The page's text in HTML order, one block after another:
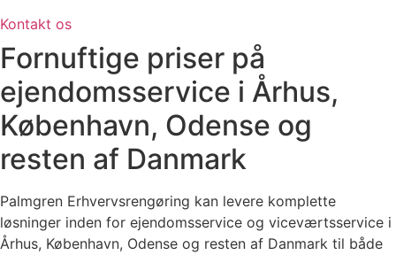
Kontakt os
Fornuftige priser på
ejendomsservice i Århus,
København, Odense og
resten af Danmark
Palmgren Erhvervsrengøring kan levere komplette
løsninger inden for ejendomsservice og viceværtsservice i
Århus, København, Odense og resten af Danmark til både